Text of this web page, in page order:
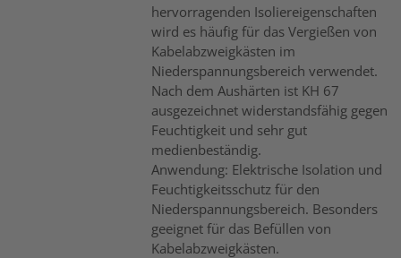
hervorragenden Isoliereigenschaften
wird es häufig für das Vergießen von
Kabelabzweigkästen im
Niederspannungsbereich verwendet.
Nach dem Aushärten ist KH 67
ausgezeichnet widerstandsfähig gegen
Feuchtigkeit und sehr gut
medienbeständig.
Anwendung: Elektrische Isolation und
Feuchtigkeitsschutz für den
Niederspannungsbereich. Besonders
geeignet für das Befüllen von
Kabelabzweigkästen.